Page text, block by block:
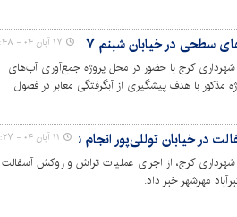
سطحی در خیابان شبنم ۷
کرج با حضور در محل پروژه جمع‌آوری آب‌های
اجرایی پروژه مذکور با هدف پیشگیری از آبگرفتگی معابر در فصول
۱۷ آبان ۰۴ - ۱۰:۴۸
کرج، از اجرای عملیات تراش و روکش آسفالت
مهرشهر خبر داد.
۱۱ آبان ۰۴ - ۱۲:۲۷